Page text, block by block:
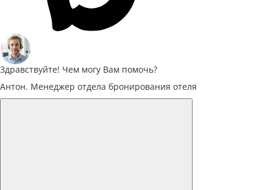
Здравствуйте! Чем могу Вам помочь?
Антон. Менеджер отдела бронирования отеля